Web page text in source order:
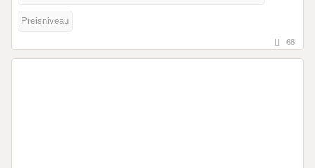
Preisniveau
68